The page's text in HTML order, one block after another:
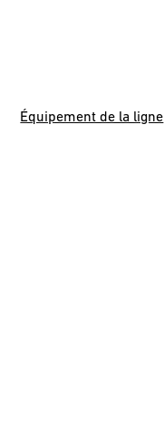
Équipement de la ligne